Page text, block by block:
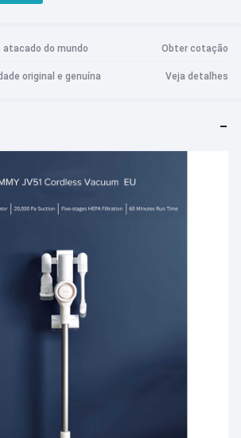
de limpeza pode chegar a 350 metros
atacado do mundo Obter cotação
original e genuína Veja detalhes